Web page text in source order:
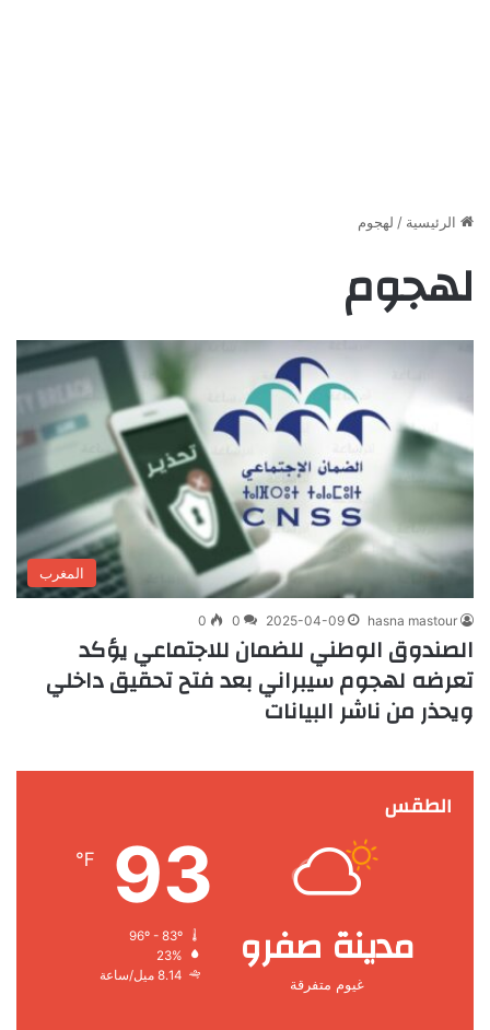
الرئيسية / لهجوم
لهجوم
المغرب
hasna mastour
2025-04-09
0
0
الصندوق الوطني للضمان للاجتماعي يؤكد
تعرضه لهجوم سيبراني بعد فتح تحقيق داخلي
ويحذر من ناشر البيانات
الطقس
مدينة صفرو
غيوم متفرقة
93
℉
23%
8.14 ميل/ساعة